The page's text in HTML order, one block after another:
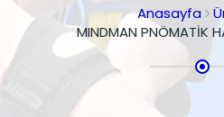
Anasayfa
MINDMAN PNÖMATİK